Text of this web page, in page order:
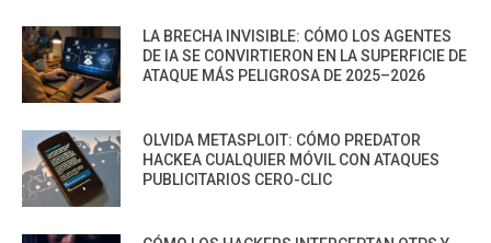
LA BRECHA INVISIBLE: CÓMO LOS AGENTES
DE IA SE CONVIRTIERON EN LA SUPERFICIE DE
ATAQUE MÁS PELIGROSA DE 2025–2026
OLVIDA METASPLOIT: CÓMO PREDATOR
HACKEA CUALQUIER MÓVIL CON ATAQUES
PUBLICITARIOS CERO-CLIC